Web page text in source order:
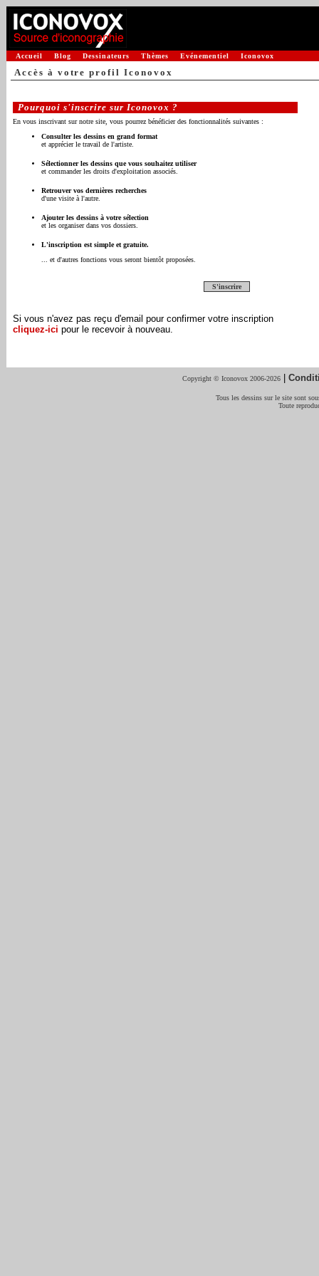
Accueil Blog Dessinateurs Thèmes Evénementiel Iconovox
Accès à votre profil Iconovox
Pourquoi s'inscrire sur Iconovox ?
En vous inscrivant sur notre site, vous pourrez bénéficier des fonctionnalités suivantes :
Consulter les dessins en grand format
et apprécier le travail de l'artiste.
Sélectionner les dessins que vous souhaitez utiliser
et commander les droits d'exploitation associés.
Retrouver vos dernières recherches
d'une visite à l'autre.
Ajouter les dessins à votre sélection
et les organiser dans vos dossiers.
L'inscription est simple et gratuite.
... et d'autres fonctions vous seront bientôt proposées.
S'inscrire
Si vous n'avez pas reçu d'email pour confirmer votre inscription
cliquez-ici pour le recevoir à nouveau.
Copyright © Iconovox 2006-2026 |
Tous les dessins sur le site sont
Toute